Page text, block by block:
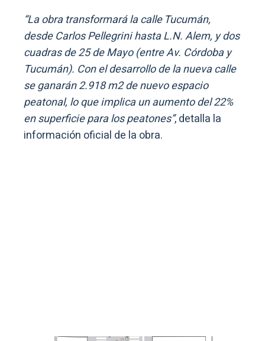
“La obra transformará la calle Tucumán,
desde Carlos Pellegrini hasta L.N. Alem, y dos
cuadras de 25 de Mayo (entre Av. Córdoba y
Tucumán). Con el desarrollo de la nueva calle
se ganarán 2.918 m2 de nuevo espacio
peatonal, lo que implica un aumento del 22%
en superficie para los peatones”, detalla la
información oficial de la obra.